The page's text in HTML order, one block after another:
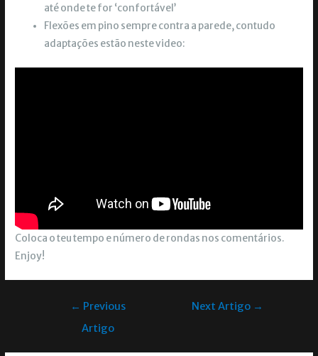
até onde te for ‘confortável’
Flexões em pino sempre contra a parede, contudo
adaptações estão neste video:
Coloca o teu tempo e número de rondas nos comentários.
Enjoy!
← Previous
Artigo
Next Artigo →